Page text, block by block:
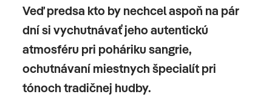
Veď predsa kto by nechcel aspoň na pár
dní si vychutnávať jeho autentickú
atmosféru pri poháriku sangrie,
ochutnávaní miestnych špecialít pri
tónoch tradičnej hudby.